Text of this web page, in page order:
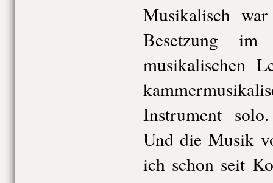
Musikalisch
Besetzung
musikalischen
Instrument
Und die Musik
ich schon seit